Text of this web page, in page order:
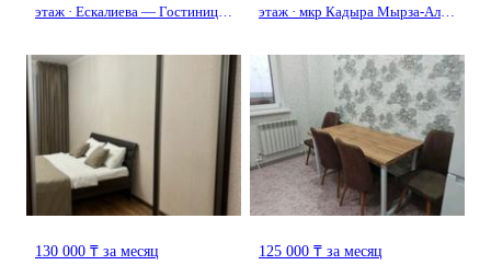
этаж · Ескалиева — Гостиница
этаж · мкр Кадыра Мырза-Али,
Рядом,,супер маркет
Алтындар,, Сулпак
130 000 ₸ за месяц 125 000 ₸ за месяц